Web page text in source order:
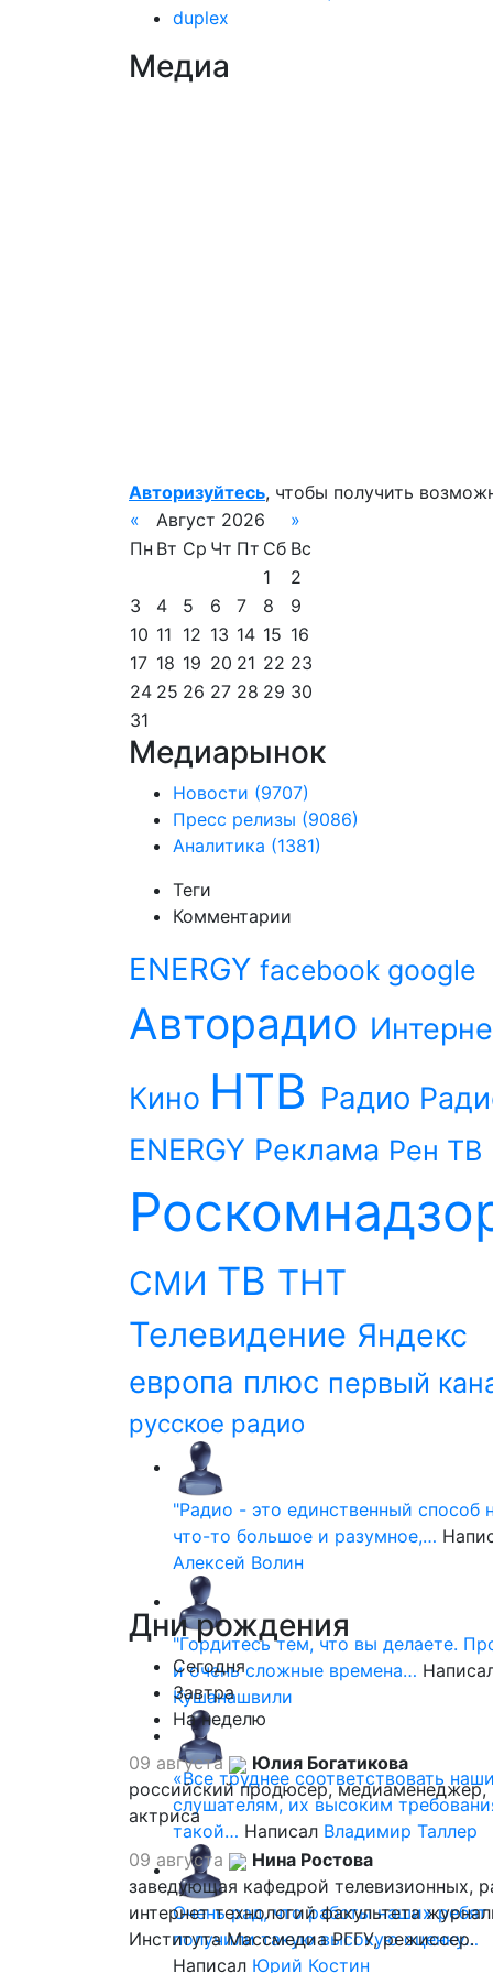
duplex
Медиа
Авторизуйтесь, чтобы получить
«
Август 2026
»
Пн Вт Ср Чт Пт Сб Вс
1
2
3
4 5 6 7 8
9
10 11 12 13 14 15 16
17 18 19 20 21 22 23
24 25 26 27 28 29 30
31
Медиарынок
Новости (9707)
Пресс релизы (9086)
Аналитика (1381)
Теги
Комментарии
ENERGY facebook google
Авторадио
Кино НТВ Радио
ENERGY Реклама Рен ТВ
СМИ ТВ ТНТ
Телевидение Яндекс
европа плюс первый
русское радио
"Радио - это единственный способ
что-то большое и разумное,…
Алексей Волин
"Гордитесь тем, что вы делаете.
и очень сложные времена…
Кушанашвили
«Все труднее соответствовать
слушателям, их высоким
такой… Написал Владимир Таллер
Очень рад, что работы наших ребят
получили такую высокую оценку…
Написал Юрий Костин
Днирождения
Сегодня
Завтра
На неделю
09 августа
Юлия Богатикова
российский продюсер, медиаменеджер,
актриса
09 августа
Нина Ростова
заведующая кафедрой телевизионных,
интернет технологий факультета
Института Массмедиа РГГУ, режиссер.